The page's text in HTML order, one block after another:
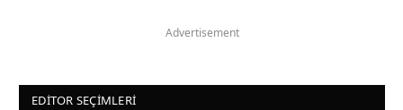
Advertisement
EDITOR SEÇIMLERI